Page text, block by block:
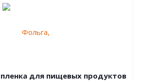
для пищевых продуктов